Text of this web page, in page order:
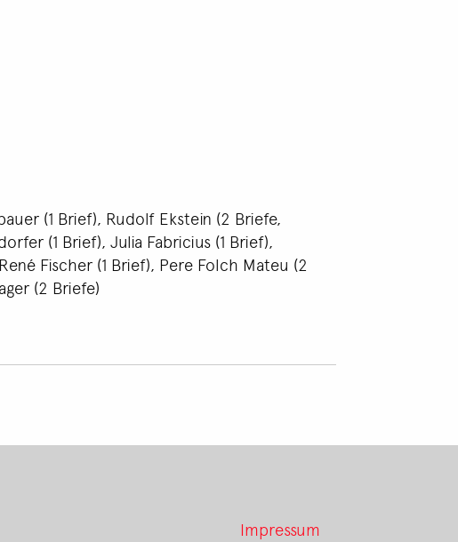
(1 Brief), Rudolf Ekstein (2 Briefe,
(1 Brief), Julia Fabricius (1 Brief),
Fischer (1 Brief), Pere Folch Mateu (2
(2 Briefe)
Impressum